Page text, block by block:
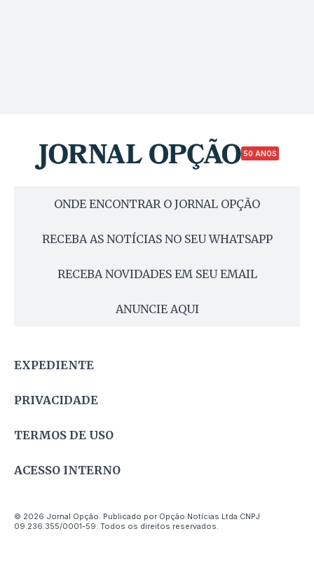
50 ANOS
ONDE ENCONTRAR O JORNAL OPÇÃO
RECEBA AS NOTÍCIAS NO SEU WHATSAPP
RECEBA NOVIDADES EM SEU EMAIL
ANUNCIE AQUI
EXPEDIENTE
PRIVACIDADE
TERMOS DE USO
ACESSO INTERNO
© 2026 Jornal Opção. Publicado por Opção Notícias Ltda CNPJ
09.236.355/0001-59. Todos os direitos reservados.